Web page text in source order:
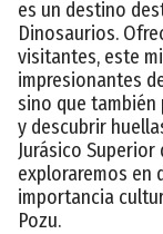
es un destino
Dinosaurios.
visitantes, este
impresionantes
sino que
y descubrir
Jurásico
exploraremos en
importancia
Pozu.